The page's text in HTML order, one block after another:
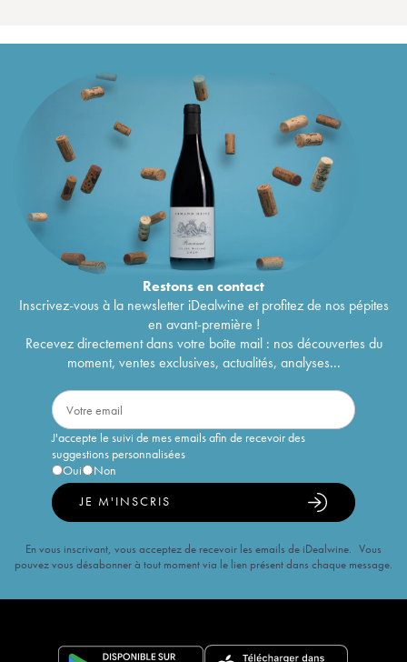
Restons encontact
Inscrivez-vous à la newsletter iDealwine et profitez de nos pépites
en avant-première !
Recevez directement dans votre boîte mail : nos découvertes du
moment, ventes exclusives, actualités, analyses...
J'accepte le suivi de mes emails afin de recevoir des
suggestions personnalisées
Oui
Non
JE M'INSCRIS
En vous inscrivant, vous acceptez de recevoir les emails de iDealwine. Vous
pouvez vous désabonner à tout moment via le lien présent dans chaque message.